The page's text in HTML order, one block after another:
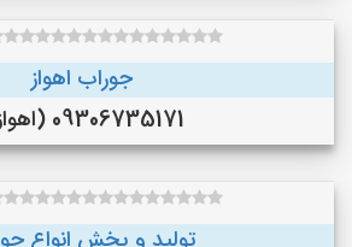
جوراب اهواز
09306735171 (اهواز )